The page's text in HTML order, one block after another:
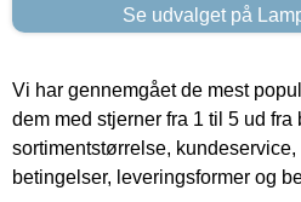
Se udvalget på
Vi har gennemgået de mest
dem med stjerner fra 1 til 5 ud
sortimentstørrelse,
betingelser, leveringsformer og